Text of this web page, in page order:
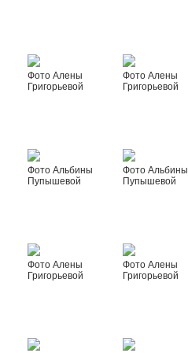
Фото Алены
Григорьевой
Фото Алены
Григорьевой
Фото Альбины
Пупышевой
Фото Альбины
Пупышевой
Фото Алены
Григорьевой
Фото Алены
Григорьевой